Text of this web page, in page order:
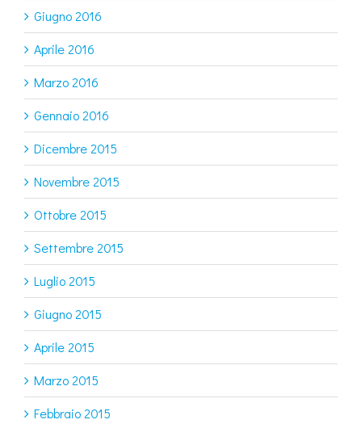
Giugno 2016
Aprile 2016
Marzo 2016
Gennaio 2016
Dicembre 2015
Novembre 2015
Ottobre 2015
Settembre 2015
Luglio 2015
Giugno 2015
Aprile 2015
Marzo 2015
Febbraio 2015